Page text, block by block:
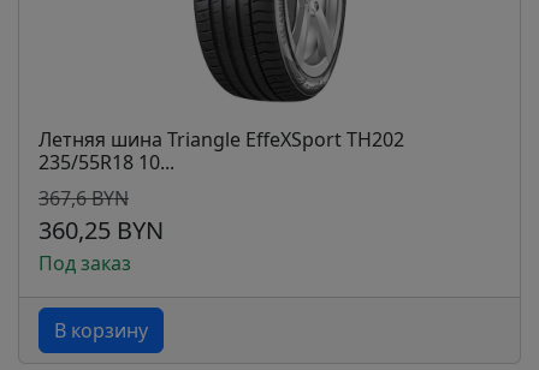
Летняя шина Triangle EffeXSport TH202
235/55R18 10...
367,6 BYN
360,25 BYN
Под заказ
В корзину